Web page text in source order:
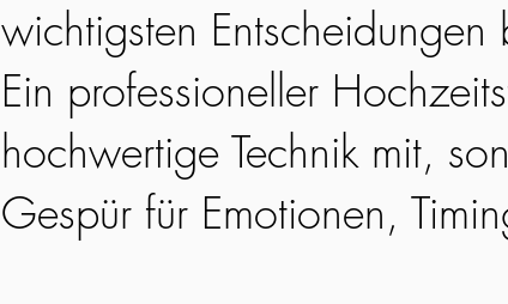
wichtigsten
Ein professioneller
hochwertige Technik mit,
Gespür für Emotionen,